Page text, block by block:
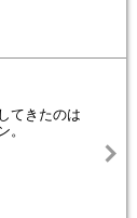
てきたのは
。